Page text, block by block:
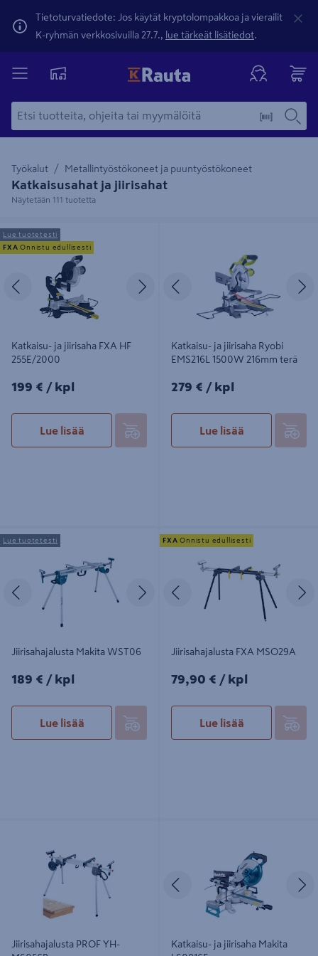
Tietoturvatiedote: Jos käytät kryptolompakkoa ja vierailit
K-ryhmän verkkosivuilla 27.7., lue tärkeät lisätiedot.
Työkalut Metallintyöstökoneet ja puuntyöstökoneet
Katkaisusahat ja jiirisahat
Näytetään 111 tuotetta
Katkaisu- ja jiirisaha FXA HF
255E/2000
Edellinen Seuraava
Katkaisu- ja jiirisaha FXA HF
255E/2000
199€/kpl
199 € / kpl
Lue lisää
Lue tuotetesti
FXA Onnistu edullisesti
Edellinen
Katkaisu- ja jiirisaha Ryobi
EMS216L 1500W 216mm terä
279€/kpl
279 € / kpl
Lue lisää
Jiirisahajalusta Makita WST06
Edellinen Seuraava
Jiirisahajalusta Makita WST06
189€/kpl
189 € / kpl
Lue lisää
Lue tuotetesti
Jiirisahajalusta FXA MSO29A
Edellinen
Jiirisahajalusta FXA MSO29A
79,90€/kpl
79,90 € / kpl
Lue lisää
FXA Onnistu edullisesti
Jiirisahajalusta PROF YH-
Edellinen
Katkaisu- ja jiirisaha Makita